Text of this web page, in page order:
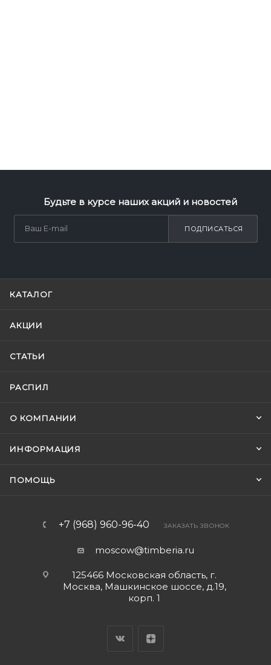
Будьте в курсе наших акций и новостей
ПОДПИСАТЬСЯ
КАТАЛОГ
АКЦИИ
СТАТЬИ
РАСПИЛ
О КОМПАНИИ
ИНФОРМАЦИЯ
ПОМОЩЬ
+7 (968) 960-96-40 ЗАКАЗАТЬ ЗВОНОК
moscow@timberia.ru
125466 Московская область, г.
Москва, Машкинское шоссе, д.19,
корп. 1